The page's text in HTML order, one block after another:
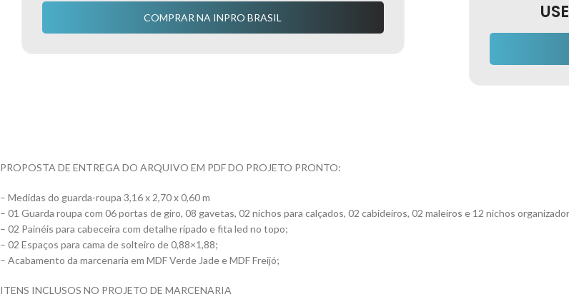
COMPRAR NA INPRO BRASIL
PROPOSTA DE ENTREGA DO ARQUIVO EM PDF DO PROJETO PRONTO:
– Medidas do guarda-roupa 3,16 x 2,70 x 0,60 m
– 01 Guarda roupa com 06 portas de giro, 08 gavetas, 02 nichos para calçados, 02 cabideiros, 02 maleiros e 12 nichos
– 02 Painéis para cabeceira com detalhe ripado e fita led no topo;
– 02 Espaços para cama de solteiro de 0,88×1,88;
– Acabamento da marcenaria em MDF Verde Jade e MDF Freijó;
ITENS INCLUSOS NO PROJETO DE MARCENARIA